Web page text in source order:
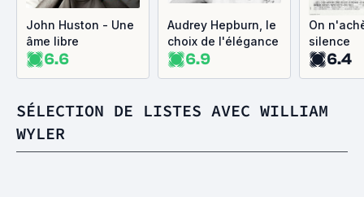
John Huston - Une
âme libre
6.6
Audrey Hepburn, le
choix de l'élégance
6.9
On
silence
6.4
SÉLECTION DE LISTES AVEC WILLIAM
WYLER